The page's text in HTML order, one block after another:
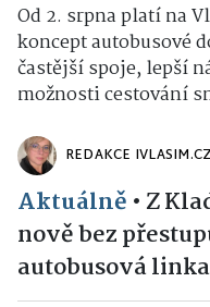
Od 2. srpna platí na
koncept autobusové
častější spoje, lepší
možnosti cestování
REDAKCE IVLASIM.CZ
Aktuálně • Z
nově bez
autobusová